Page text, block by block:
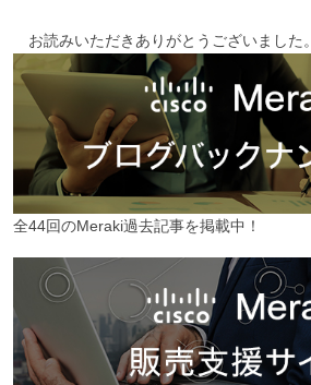
お読みいただきありがとうございました。
全44回のMeraki過去記事を掲載中！